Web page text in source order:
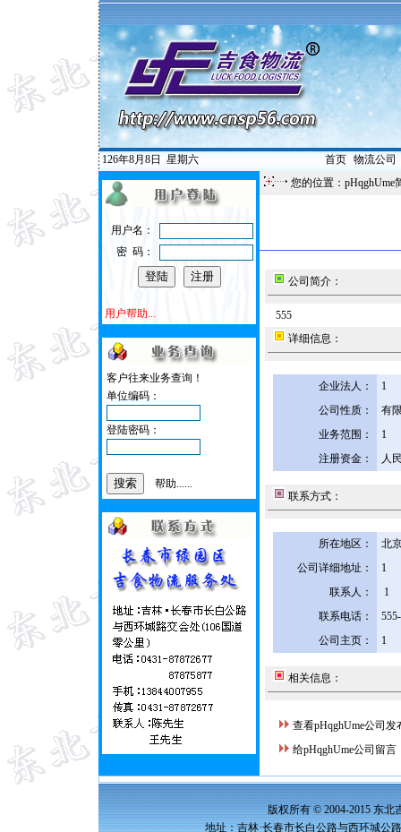
126年8月8日 星期六 首页| 物流公司
用户名：
密 码：
用户帮助...
客户往来业务查询！
单位编码：
登陆密码：
帮助......
您的位置：pHqghUme
公司简介：
555
详细信息：
企业法人：
1
公司性质：
有
业务范围：
1
注册资金：
人
联系方式：
所在地区：
北
公司详细地址：
1
联系人：
1
联系电话：
公司主页：
1
相关信息：
查看pHqghUme公司发
给pHqghUme公司留言
版权所有 © 2004-2015 东北
地址：吉林·长春市长白公路与西环城公